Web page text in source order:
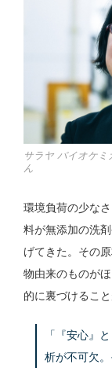
サラヤ バイオケ
ん
環境負荷の少な
料が無添加の洗
げてきた。その
物由来のものが
的に裏づけるこ
「『安心』
析が不可欠